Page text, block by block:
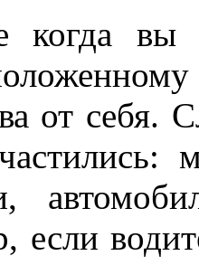
когда вы
от себя.
если